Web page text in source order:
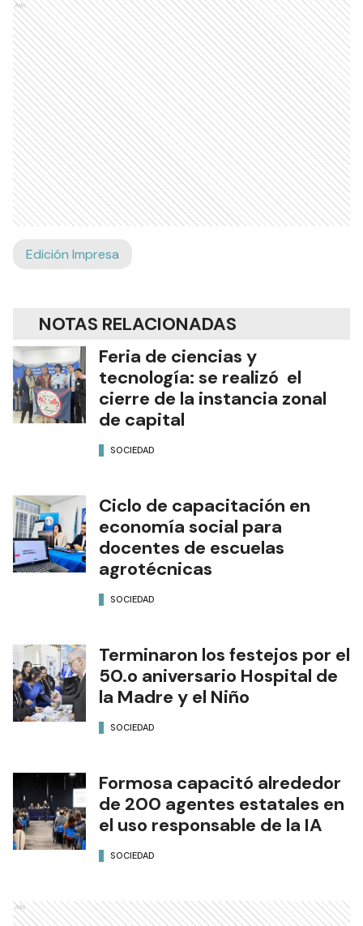
Ads
Edición Impresa
NOTAS RELACIONADAS
Feria de ciencias y
tecnología: se realizó el
cierre de la instancia zonal
de capital
SOCIEDAD
Ciclo de capacitación en
economía social para
docentes de escuelas
agrotécnicas
SOCIEDAD
Terminaron los festejos por el
50.o aniversario Hospital de
la Madre y el Niño
SOCIEDAD
Formosa capacitó alrededor
de 200 agentes estatales en
el uso responsable de la IA
SOCIEDAD
Ads